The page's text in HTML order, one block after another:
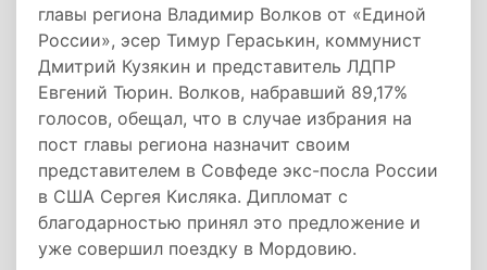
главы региона Владимир Волков от «Единой
России», эсер Тимур Гераськин, коммунист
Дмитрий Кузякин и представитель ЛДПР
Евгений Тюрин. Волков, набравший 89,17%
голосов, обещал, что в случае избрания на
пост главы региона назначит своим
представителем в Совфеде экс-посла России
в США Сергея Кисляка. Дипломат с
благодарностью принял это предложение и
уже совершил поездку в Мордовию.